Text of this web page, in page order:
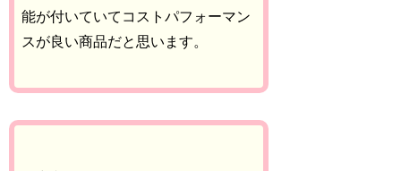
能が付いていてコストパフォーマン
スが良い商品だと思います。